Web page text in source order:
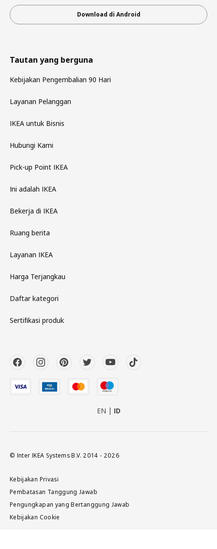
Download di Android
Tautan yang berguna
Kebijakan Pengembalian 90 Hari
Layanan Pelanggan
IKEA untuk Bisnis
Hubungi Kami
Pick-up Point IKEA
Ini adalah IKEA
Bekerja di IKEA
Ruang berita
Layanan IKEA
Harga Terjangkau
Daftar kategori
Sertifikasi produk
EN ID
© Inter IKEA Systems B.V. 2014 - 2026
Kebijakan Privasi
Pembatasan Tanggung Jawab
Pengungkapan yang Bertanggung Jawab
Kebijakan Cookie